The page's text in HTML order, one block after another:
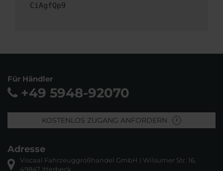
CiAgfQp9
Für Händler
+49 5948-92070
KOSTENLOS ZUGANG ANFORDERN
Adresse
Viscaal Fahrzeuggroßhandel GmbH | Wilsumer Str. 16,
49847 Itterbeck